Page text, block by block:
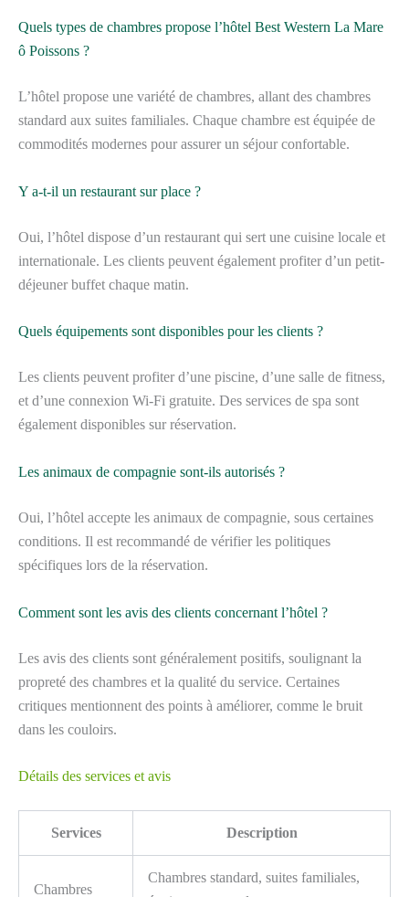
Quels types de chambres propose l’hôtel Best Western La Mare
ô Poissons ?
L’hôtel propose une variété de chambres, allant des chambres
standard aux suites familiales. Chaque chambre est équipée de
commodités modernes pour assurer un séjour confortable.
Y a-t-il un restaurant sur place ?
Oui, l’hôtel dispose d’un restaurant qui sert une cuisine locale et
internationale. Les clients peuvent également profiter d’un petit-
déjeuner buffet chaque matin.
Quels équipements sont disponibles pour les clients ?
Les clients peuvent profiter d’une piscine, d’une salle de fitness,
et d’une connexion Wi-Fi gratuite. Des services de spa sont
également disponibles sur réservation.
Les animaux de compagnie sont-ils autorisés ?
Oui, l’hôtel accepte les animaux de compagnie, sous certaines
conditions. Il est recommandé de vérifier les politiques
spécifiques lors de la réservation.
Comment sont les avis des clients concernant l’hôtel ?
Les avis des clients sont généralement positifs, soulignant la
propreté des chambres et la qualité du service. Certaines
critiques mentionnent des points à améliorer, comme le bruit
dans les couloirs.
Détails des services et avis
Services Description
Chambres
Chambres standard, suites familiales,